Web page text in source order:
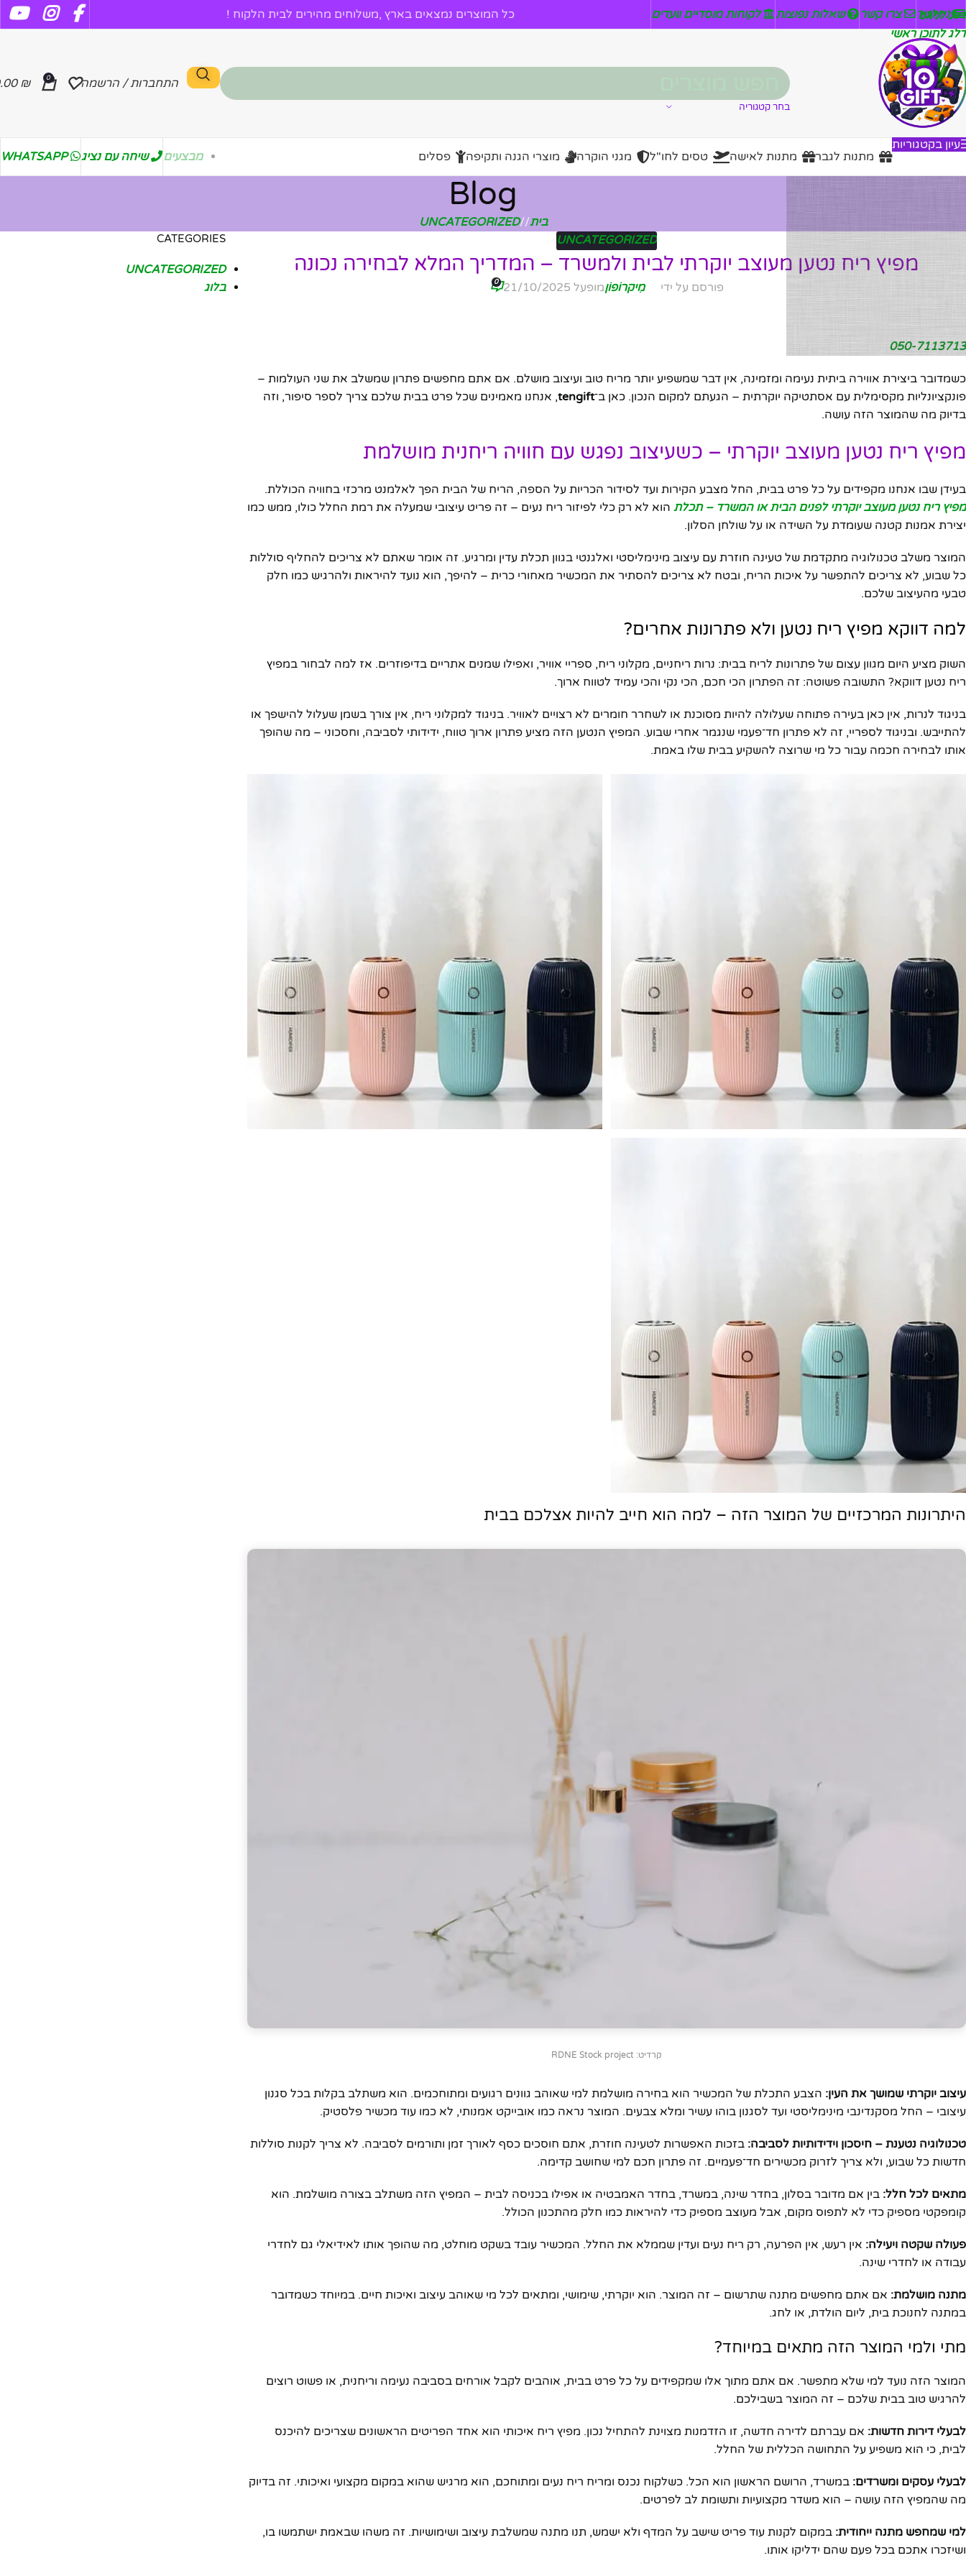
דלג לניווט
דלג לתוכן ראשי
ניזלטר צרו קשר שאלות נפוצות לקוחות מוסדיים וועדים כל המוצרים נמצאים בארץ ,משלוחים מהירים לבית הלקוח !
בחר קטגוריה
התחברות / הרשמה 0
₪
עיון בקטגוריות
מתנות לגבר
מתנות לאישה טסים לחו"ל מגני הוקרה מוצרי הגנה ותקיפה פסלים מבצעים שיחה עם נציג WHATSAPP
Blog
בית/
UNCATEGORIZED
UNCATEGORIZED
מפיץ ריח נטען מעוצב יוקרתי לבית ולמשרד – המדריך המלא לבחירה נכונה
פורסם על ידי מִיקרוֹפוֹןמופעל 21/10/2025 0
050-7113713
כשמדובר ביצירת אווירה ביתית נעימה ומזמינה, אין דבר שמשפיע יותר מריח טוב ועיצוב מושלם. אם אתם מחפשים פתרון שמשלב את שני העולמות –
פונקציונליות מקסימלית עם אסתטיקה יוקרתית – הגעתם למקום הנכון. כאן ב־tengift, אנחנו מאמינים שכל פרט בבית שלכם צריך לספר סיפור, וזה
בדיוק מה שהמוצר הזה עושה.
מפיץ ריח נטען מעוצב יוקרתי – כשעיצוב נפגש עם חוויה ריחנית מושלמת
בעידן שבו אנחנו מקפידים על כל פרט בבית, החל מצבע הקירות ועד לסידור הכריות על הספה, הריח של הבית הפך לאלמנט מרכזי בחוויה הכוללת.
מפיץ ריח נטען מעוצב יוקרתי לפנים הבית או המשרד – תכלת הוא לא רק כלי לפיזור ריח נעים – זה פריט עיצובי שמעלה את רמת החלל כולו, ממש כמו
יצירת אמנות קטנה שעומדת על השידה או על שולחן הסלון.
המוצר משלב טכנולוגיה מתקדמת של טעינה חוזרת עם עיצוב מינימליסטי ואלגנטי בגוון תכלת עדין ומרגיע. זה אומר שאתם לא צריכים להחליף סוללות
כל שבוע, לא צריכים להתפשר על איכות הריח, ובטח לא צריכים להסתיר את המכשיר מאחורי כרית – להיפך, הוא נועד להיראות ולהרגיש כמו חלק
טבעי מהעיצוב שלכם.
למה דווקא מפיץ ריח נטען ולא פתרונות אחרים?
השוק מציע היום מגוון עצום של פתרונות לריח בבית: נרות ריחניים, מקלוני ריח, ספריי אוויר, ואפילו שמנים אתריים בדיפוזרים. אז למה לבחור במפיץ
ריח נטען דווקא? התשובה פשוטה: זה הפתרון הכי חכם, הכי נקי והכי עמיד לטווח ארוך.
בניגוד לנרות, אין כאן בעירה פתוחה שעלולה להיות מסוכנת או לשחרר חומרים לא רצויים לאוויר. בניגוד למקלוני ריח, אין צורך בשמן שעלול להישפך או
להתייבש. ובניגוד לספריי, זה לא פתרון חד־פעמי שנגמר אחרי שבוע. המפיץ הנטען הזה מציע פתרון ארוך טווח, ידידותי לסביבה, וחסכוני – מה שהופך
אותו לבחירה חכמה עבור כל מי שרוצה להשקיע בבית שלו באמת.
היתרונות המרכזיים של המוצר הזה – למה הוא חייב להיות אצלכם בבית
קרדיט: RDNE Stock project
עיצוב יוקרתי שמושך את העין: הצבע התכלת של המכשיר הוא בחירה מושלמת למי שאוהב גוונים רגועים ומתוחכמים. הוא משתלב בקלות בכל סגנון
עיצובי – החל מסקנדינבי מינימליסטי ועד לסגנון בוהו עשיר ומלא צבעים. המוצר נראה כמו אובייקט אמנותי, לא כמו עוד מכשיר פלסטיק.
טכנולוגיה נטענת – חיסכון וידידותיות לסביבה: בזכות האפשרות לטעינה חוזרת, אתם חוסכים כסף לאורך זמן ותורמים לסביבה. לא צריך לקנות סוללות
חדשות כל שבוע, ולא צריך לזרוק מכשירים חד־פעמיים. זה פתרון חכם למי שחושב קדימה.
מתאים לכל חלל: בין אם מדובר בסלון, בחדר שינה, במשרד, בחדר האמבטיה או אפילו בכניסה לבית – המפיץ הזה משתלב בצורה מושלמת. הוא
קומפקטי מספיק כדי לא לתפוס מקום, אבל מעוצב מספיק כדי להיראות כמו חלק מהתכנון הכולל.
פעולה שקטה ויעילה: אין רעש, אין הפרעה, רק ריח נעים ועדין שממלא את החלל. המכשיר עובד בשקט מוחלט, מה שהופך אותו לאידיאלי גם לחדרי
עבודה או לחדרי שינה.
מתנה מושלמת: אם אתם מחפשים מתנה שתרשום – זה המוצר. הוא יוקרתי, שימושי, ומתאים לכל מי שאוהב עיצוב ואיכות חיים. במיוחד כשמדובר
במתנה לחנוכת בית, ליום הולדת, או לחג.
מתי ולמי המוצר הזה מתאים במיוחד?
המוצר הזה נועד למי שלא מתפשר. אם אתם מתוך אלו שמקפידים על כל פרט בבית, אוהבים לקבל אורחים בסביבה נעימה וריחנית, או פשוט רוצים
להרגיש טוב בבית שלכם – זה המוצר בשבילכם.
לבעלי דירות חדשות: אם עברתם לדירה חדשה, זו הזדמנות מצוינת להתחיל נכון. מפיץ ריח איכותי הוא אחד הפריטים הראשונים שצריכים להיכנס
לבית, כי הוא משפיע על התחושה הכללית של החלל.
לבעלי עסקים ומשרדים: במשרד, הרושם הראשון הוא הכל. כשלקוח נכנס ומריח ריח נעים ומתוחכם, הוא מרגיש שהוא במקום מקצועי ואיכותי. זה בדיוק
מה שהמפיץ הזה עושה – הוא משדר מקצועיות ותשומת לב לפרטים.
למי שמחפש מתנה ייחודית: במקום לקנות עוד פריט שישב על המדף ולא ישמש, תנו מתנה שמשלבת עיצוב ושימושיות. זה משהו שבאמת ישתמשו בו,
ושיזכרו אתכם בכל פעם שהם ידליקו אותו.
CATEGORIES
UNCATEGORIZED
בלוג